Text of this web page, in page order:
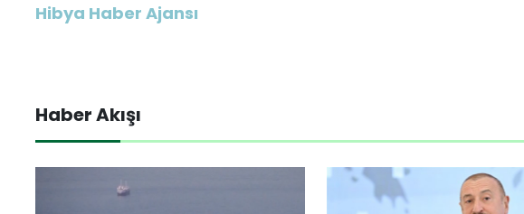
Hibya Haber Ajansı
Haber Akışı